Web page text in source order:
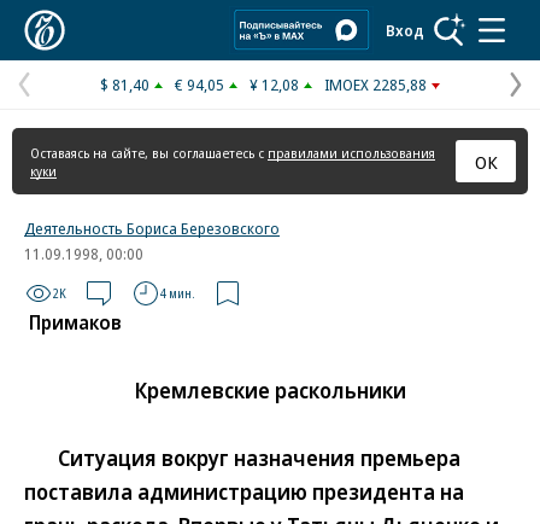
Вход
Предыдущая
страница
$ 81,40 € 94,05 ¥ 12,08 IMOEX 2285,88
Оставаясь на сайте, вы соглашаетесь с правилами использования
куки
ОК
Деятельность Бориса Березовского
11.09.1998, 00:00
2K 4 мин.
Примаков
Кремлевские раскольники
Ситуация вокруг назначения премьера
поставила администрацию президента на